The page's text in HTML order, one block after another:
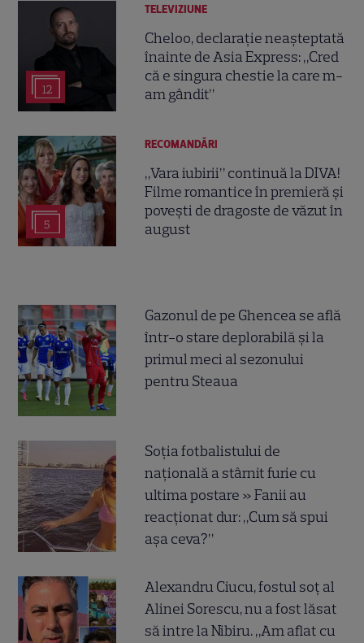
12
TELEVIZIUNE
Cheloo, declarație neașteptată
înainte de Asia Express: „Cred
că e singura chestie la care m-
am gândit”
5
RECOMANDĂRI
„Vara iubirii” continuă la DIVA!
Filme romantice în premieră și
povești de dragoste de văzut în
august
Gazonul de pe Ghencea se află
într-o stare deplorabilă și la
primul meci al sezonului
pentru Steaua
Soția fotbalistului de
națională a stârnit furie cu
ultima postare » Fanii au
reacționat dur: „Cum să spui
așa ceva?”
Alexandru Ciucu, fostul soț al
Alinei Sorescu, nu a fost lăsat
să intre la Nibiru. „Am aflat cu